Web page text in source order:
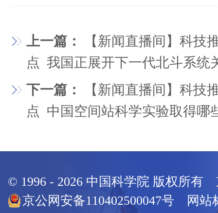
上一篇：
【新闻直播间】科技
点 我国正展开下一代北斗系统
下一篇：
【新闻直播间】科技
点 中国空间站科学实验取得哪
© 1996 - 2026 中国科学院 版权所有
京公网安备110402500047号 网站